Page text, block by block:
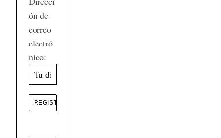
ón de
correo
electró
nico: